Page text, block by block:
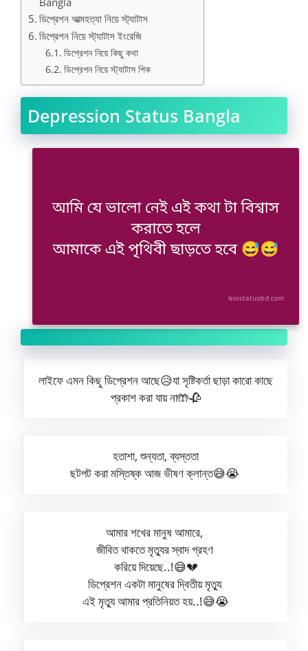
ডিপ্রেশন আত্মহত্যা নিয়ে স্ট্যাটাস
ডিপ্রেশন নিয়ে স্ট্যাটাস ইংরেজি
ডিপ্রেশন নিয়ে কিছু কথা
ডিপ্রেশন নিয়ে স্ট্যাটাস পিক
Depression Status Bangla
লাইফে এমন কিছু ডিপ্রেশন আছে😥যা সৃষ্টিকর্তা ছাড়া কারো কাছে
প্রকাশ করা যায় না🤲🥀
হতাশা, শুন্যতা, ব্যস্ততা
ছটপট করা মস্তিষ্ক আজ ভীষণ ক্লান্ত😅😭
আমার শখের মানুষ আমারে,
জীবিত থাকতে মৃত্যুর স্বাদ গ্রহণ
করিয়ে দিয়েছে..!😅💔
ডিপ্রেশন একটা মানুষের দ্বিতীয় মৃত্যু
এই মৃত্যু আমার প্রতিনিয়ত হয়..!😅😭